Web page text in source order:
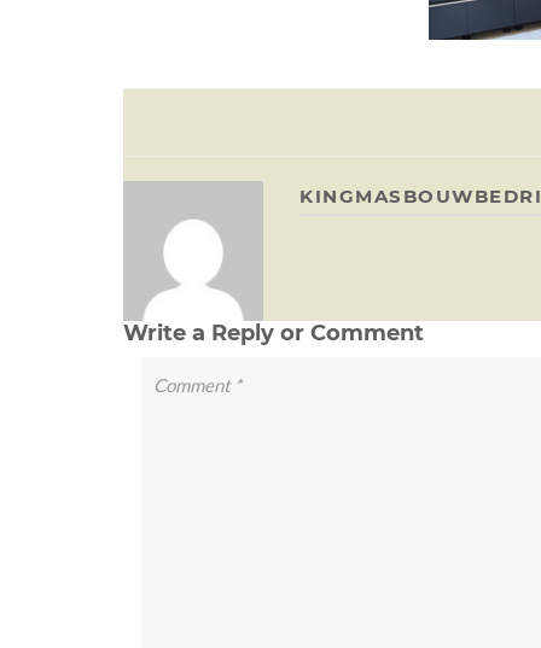
Write a Reply or Comment